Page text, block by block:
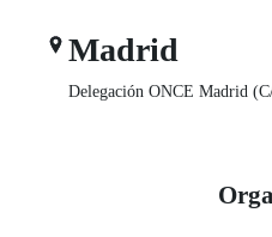
Madrid
Delegación ONCE Madrid